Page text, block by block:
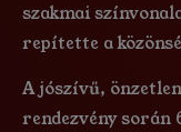
szakmai
repítette a
A jószívű,
rendezvény során